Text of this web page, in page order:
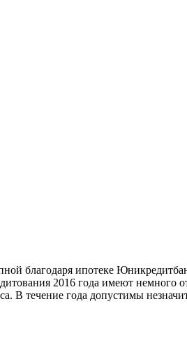
благодаря ипотеке
2016 года имеют немного
В течение года допустимы